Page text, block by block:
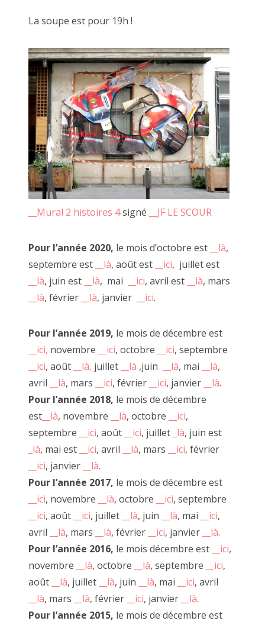
La soupe est pour 19h !
__Mural 2 histoires 4signé __JF LE SCOUR
Pour l’année 2020, le mois d’octobre est __là,
septembre est
__là, août est __ici, juillet est
__là, juin est __là, mai __ici, avril est __là, mars
__là, février __là, janvier __ici.
Pour l’année 2019, le mois de décembre est
__ici, novembre __ici, octobre __ici, septembre
__ici, août __là, juillet __là ,juin __là, mai __là,
avril
__là, mars __ici, février __ici, janvier __là.
Pour l’année 2018, le mois de décembre
est __là, novembre __là, octobre __ici,
septembre
__ici, août __ici, juillet _là, juin est
_là, mai est __ici, avril __là, mars __ici, février
__ici, janvier __là.
Pour l’année 2017, le mois de décembre est
__ici, novembre __là, octobre __ici, septembre
__ici, août __ici, juillet __là, juin __là, mai __ici,
avril
__là, mars __là, février __ici, janvier __là.
Pour l’année 2016, le mois décembre est __ici,
novembre
__là, octobre __là, septembre __ici,
août
__là, juillet __là, juin __là, mai __ici, avril
__là, mars __là, février __ici, janvier __là.
Pour l’année 2015, le mois de décembre est
La palissade
C'est à l'occasion d'un voyage à vélo que je suis revenu avec
Alexandre Leroux, un ami. Nous avons présenté une
ribambelles de photos, de vidéos et d'objets.
SACHA et ALEX pour "Pédale Pédale" 2018